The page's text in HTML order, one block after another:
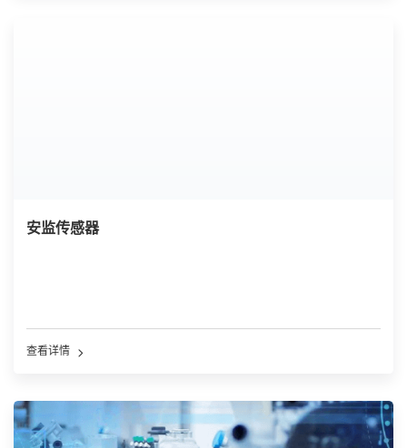
安监传感器
查看详情